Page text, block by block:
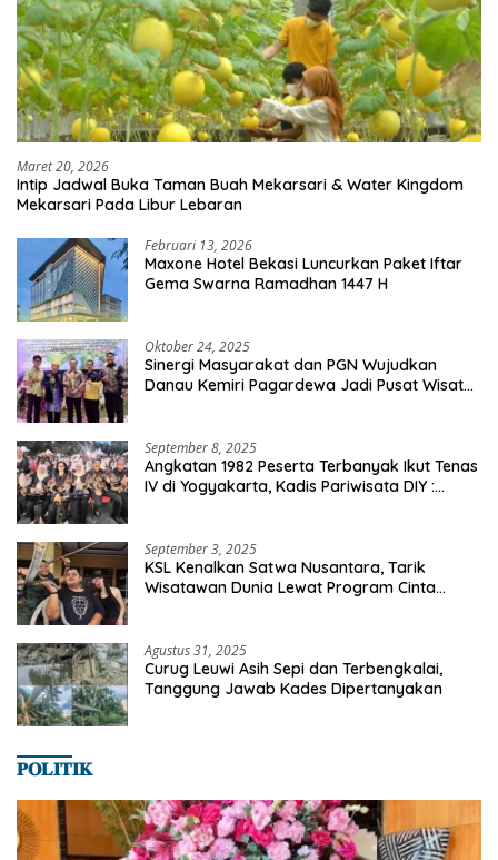
Maret 20, 2026
Intip Jadwal Buka Taman Buah Mekarsari & Water Kingdom
Mekarsari Pada Libur Lebaran
Februari 13, 2026
Maxone Hotel Bekasi Luncurkan Paket Iftar
Gema Swarna Ramadhan 1447 H
Oktober 24, 2025
Sinergi Masyarakat dan PGN Wujudkan
Danau Kemiri Pagardewa Jadi Pusat Wisata
September 8, 2025
Angkatan 1982 Peserta Terbanyak Ikut Tenas
IV di Yogyakarta, Kadis Pariwisata DIY :
September 3, 2025
KSL Kenalkan Satwa Nusantara, Tarik
Wisatawan Dunia Lewat Program Cinta
Agustus 31, 2025
Curug Leuwi Asih Sepi dan Terbengkalai,
Tanggung Jawab Kades Dipertanyakan
𝐏𝐎𝐋𝐈𝐓𝐈𝐊